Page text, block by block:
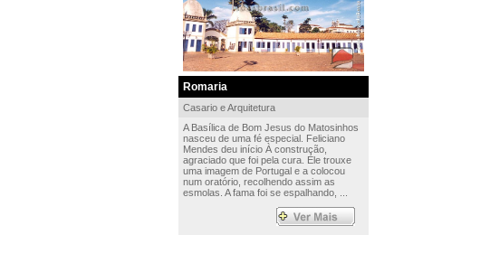
Romaria
Casario e Arquitetura
A Basílica de Bom Jesus do Matosinhos
nasceu de uma fé especial. Feliciano
Mendes deu início À construção,
agraciado que foi pela cura. Ele trouxe
uma imagem de Portugal e a colocou
num oratório, recolhendo assim as
esmolas. A fama foi se espalhando, ...